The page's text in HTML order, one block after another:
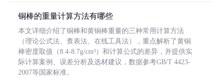
铜棒的重量计算方法有哪些
本文详细介绍了铜棒和黄铜棒重量的三种常用计算方法
（理论公式法、查表法、在线工具法），重点解析了黄铜
棒密度取值（8.4-8.7g/cm³）和计算公式的差异，并提供实
际计算案例、误差分析及选材建议，数据参考GB/T 4423-
2007等国家标准。